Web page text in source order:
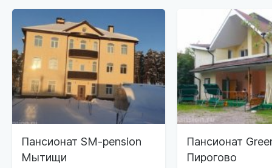
Пансионат SM-pension
Мытищи
Пансионат
Пирогово